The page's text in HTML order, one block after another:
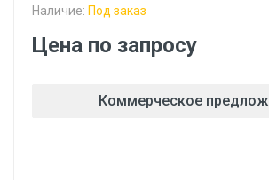
Наличие: Под заказ
Цена по запросу
Коммерческое